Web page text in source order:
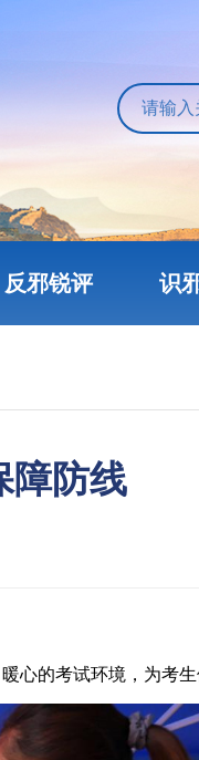
反邪锐评 识
障防线
的考试环境，为考生